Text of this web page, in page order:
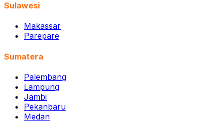
Sulawesi
Makassar
Parepare
Sumatera
Palembang
Lampung
Jambi
Pekanbaru
Medan